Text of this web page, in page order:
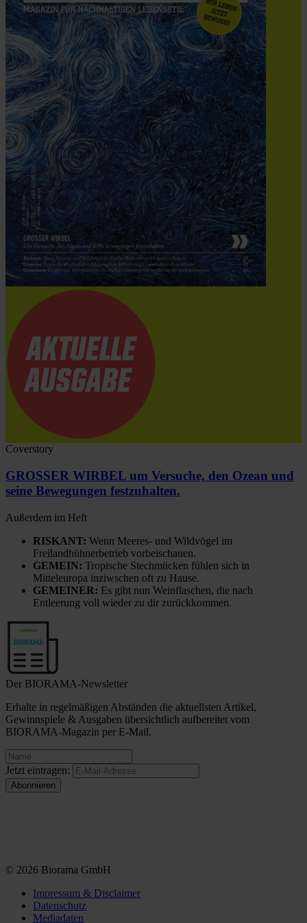
Coverstory
GROSSER WIRBEL um Versuche, den Ozean und
seine Bewegungen festzuhalten.
Außerdem im Heft
RISKANT: Wenn Meeres- und Wildvögel im
Freilandhühnerbetrieb vorbeischauen.
GEMEIN: Tropische Stechmücken fühlen sich in
Mitteleuropa inziwschen oft zu Hause.
GEMEINER: Es gibt nun Weinflaschen, die nach
Entleerung voll wieder zu dir zurückkommen.
Der BIORAMA-Newsletter
Erhalte in regelmäßigen Abständen die aktuellsten Artikel,
Gewinnspiele & Ausgaben übersichtlich aufbereitet vom
BIORAMA-Magazin per E-Mail.
Jetzt eintragen:
© 2026 Biorama GmbH
Impressum & Disclaimer
Datenschutz
Mediadaten